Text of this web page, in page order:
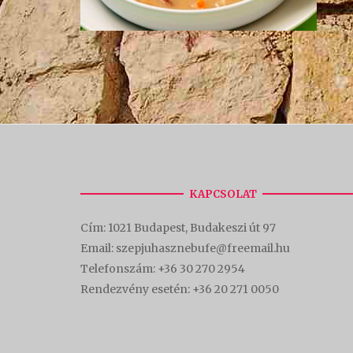
KAPCSOLAT
Cím: 1021 Budapest, Budakeszi út 97
Email: szepjuhasznebufe@freemail.hu
Telefonszám: +36 30 270 2954
Rendezvény esetén: +36 20 271 0050